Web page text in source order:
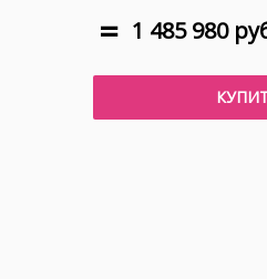
1 485 980